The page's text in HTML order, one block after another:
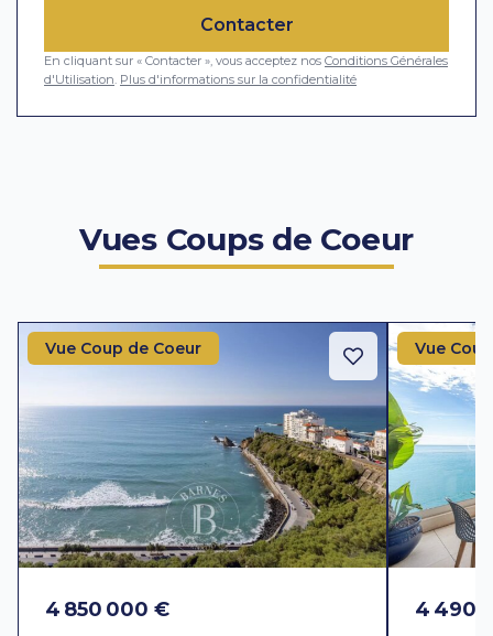
Contacter
En cliquant sur « Contacter », vous acceptez nos Conditions Générales
d'Utilisation Plus d'informations sur la confidentialité
Vues Coups de Coeur
Vue Coup de Coeur
4 850 000 €
Vue
4 490